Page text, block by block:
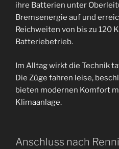
ihre Batterien unter
Bremsenergie auf und
Reichweiten von bis zu 120
Batteriebetrieb.
Im Alltag wirkt die Technik
Die Züge fahren leise,
bieten modernen Komfort
Klimaanlage.
Anschluss nach